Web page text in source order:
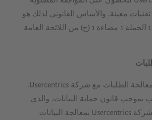
تقنيات معينة. والأساس القانوني لذلك هو
المادة 6 الفقرة 1 الجملة 1 مضاءة 1 (ج) من اللائحة العامة
لقد أبرمنا عقد معالجة الطلبات مع شركة Usercentrics.
بموجب قانون حماية البيانات، والذي
يضمن أن تقوم شركة Usercentrics بمعالجة البيانات